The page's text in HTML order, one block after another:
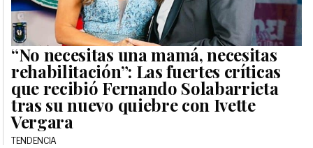
“No necesitas una mamá, necesitas
rehabilitación”: Las fuertes críticas
que recibió Fernando Solabarrieta
tras su nuevo quiebre con Ivette
Vergara
TENDENCIA